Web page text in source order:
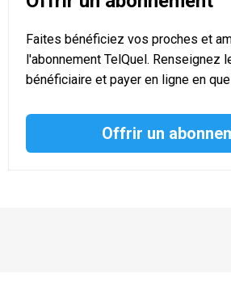
Faites bénéficiez vos proches et
l'abonnement TelQuel. Renseignez
bénéficiaire et payer en ligne en
Offrir un